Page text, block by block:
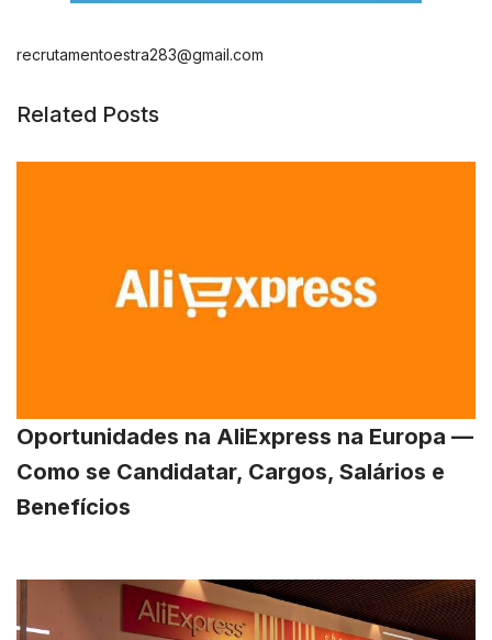
recrutamentoestra283@gmail.com
Related Posts
Oportunidades na AliExpress na Europa —
Como se Candidatar, Cargos, Salários e
Benefícios